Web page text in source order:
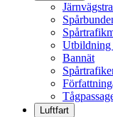
Utbildning
Bannät
Luftfart